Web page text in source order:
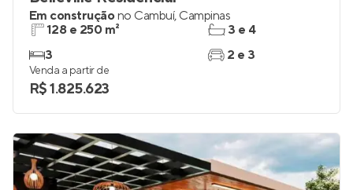
Em construçãono Cambuí, Campinas
128 e 250 m²
3
3 e 4
2 e 3
Venda a partir de
R$ 1.825.623